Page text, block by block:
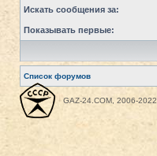
Искать сообщения за:
Показывать первые:
Список форумов
GAZ-24.COM, 2006-2022